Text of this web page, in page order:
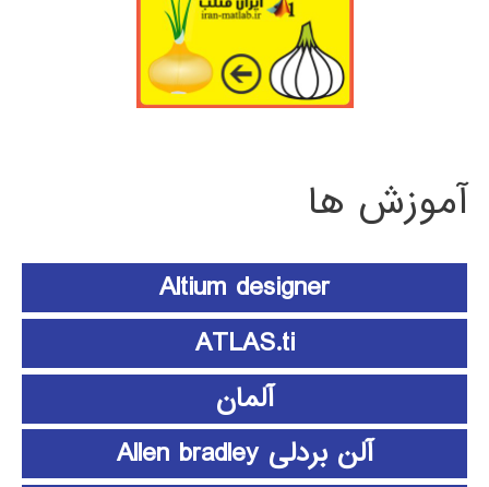
آموزش ها
Altium designer
ATLAS.ti
آلمان
آلن بردلی Allen bradley